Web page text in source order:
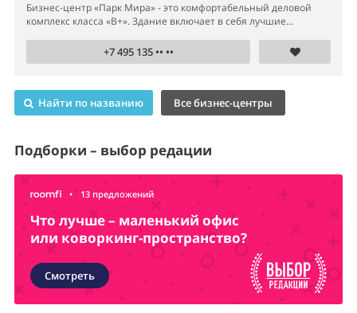
Бизнес-центр «Парк Мира» - это комфортабельный деловой
комплекс класса «B+». Здание включает в себя лучшие...
+7 495 135 •• ••
Найти по названию Все бизнес-центры
Подборки – выбор редации
• 13 предложений
Что лучше – маленький офис
или коворкинг-пространство?
Смотреть